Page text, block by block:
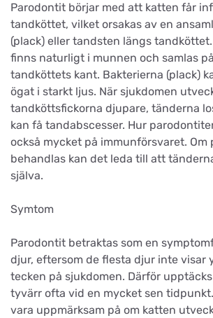
Parodontit börjar med att katten får
tandköttet, vilket orsakas av en
(plack) eller tandsten längs
finns naturligt i munnen och samlas
tandköttets kant. Bakterierna (plack)
ögat i starkt ljus. När sjukdomen
tandköttsfickorna djupare, tänderna
kan få tandabscesser. Hur
också mycket på immunförsvaret.
behandlas kan det leda till att
själva.
Symtom
Parodontit betraktas som en
djur, eftersom de flesta djur inte visar
tecken på sjukdomen. Därför
tyvärr ofta vid en mycket sen
vara uppmärksam på om katten